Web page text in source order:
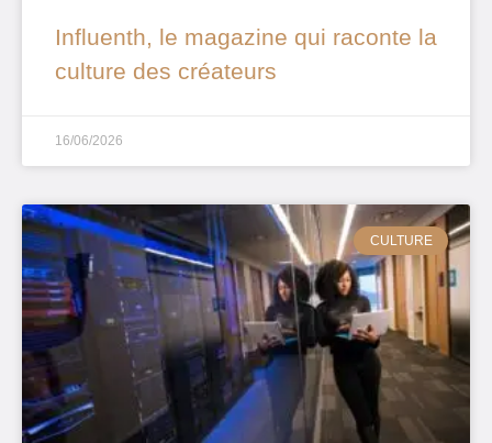
Influenth, le magazine qui raconte la
culture des créateurs
16/06/2026
CULTURE